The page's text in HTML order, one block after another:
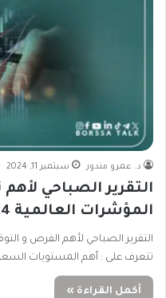
د. عمرو مندور سبتمبر 11, 2024
التقرير الصباحي
المؤشرات العالمية 11.9.2024
التقرير الصباحي لأهم الفرص و
تتعرف على : أهم المستويات
أكمل القراءة »